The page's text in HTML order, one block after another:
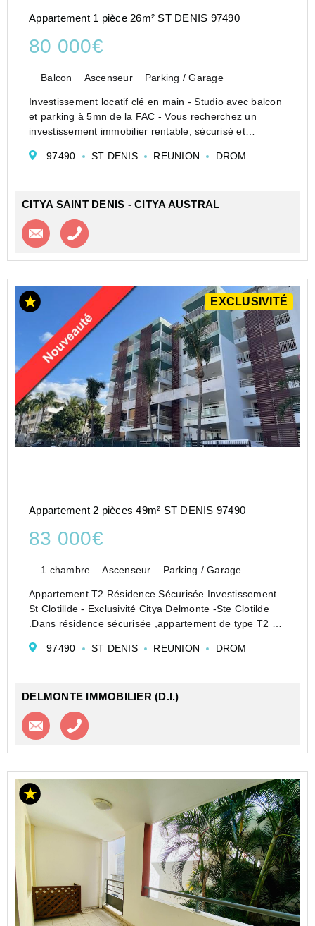
Appartement 1 pièce 26m² ST DENIS 97490
80 000€
Balcon Ascenseur Parking / Garage
Investissement locatif clé en main - Studio avec balcon
et parking à 5mn de la FAC - Vous recherchez un
investissement immobilier rentable, sécurisé et
4ème étage avec ascenseur d'une résidence récente
97490 ST DENIS REUNION DROM
CITYA SAINT DENIS - CITYA AUSTRAL
Contacter l'agence
EXCLUSIVITÉ
Appartement 2 pièces 49m² ST DENIS 97490
83 000€
1 chambre Ascenseur Parking / Garage
Appartement T2 Résidence Sécurisée Investissement
St Clotillde - Exclusivité Citya Delmonte -Ste Clotilde
.Dans résidence sécurisée ,appartement de type T2 de
climatisée avec rangement ,un séjour, une sall...
97490 ST DENIS REUNION DROM
DELMONTE IMMOBILIER (D.I.)
Contacter l'agence